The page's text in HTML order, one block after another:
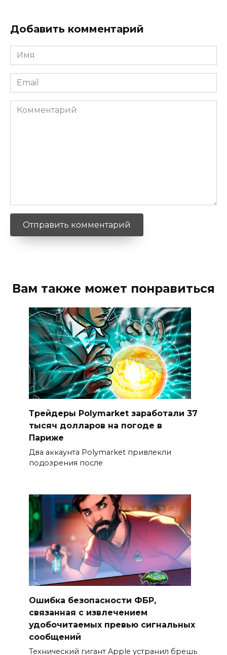
Добавить комментарий
Имя
*
Email
*
Комментарий
Вам также может понравиться
Трейдеры Polymarket заработали 37
тысяч долларов на погоде в
Париже
Два аккаунта Polymarket привлекли
подозрения после
Ошибка безопасности ФБР,
связанная с извлечением
удобочитаемых превью сигнальных
сообщений
Технический гигант Apple устранил брешь